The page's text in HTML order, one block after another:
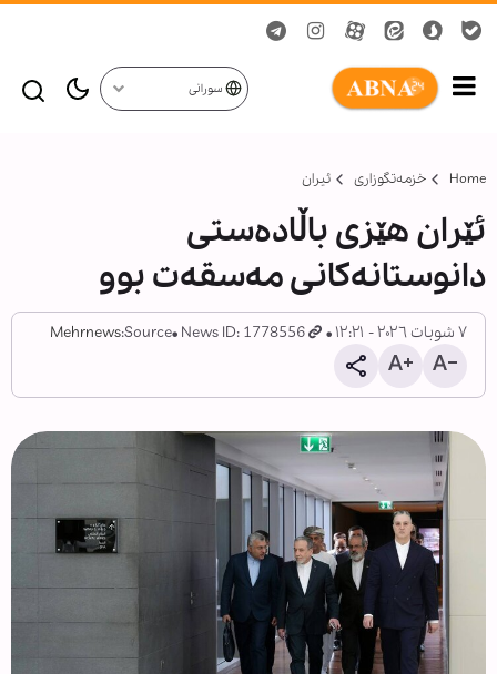
سورانی
Home خزمەتگوزاری ئیران
ئێران هێزی باڵادەستی
دانوستانەکانی مەسقەت بوو
٧ شوبات ٢٠٢٦ - ١٢:٢١ News ID: 1778556
Source:
Mehrnews